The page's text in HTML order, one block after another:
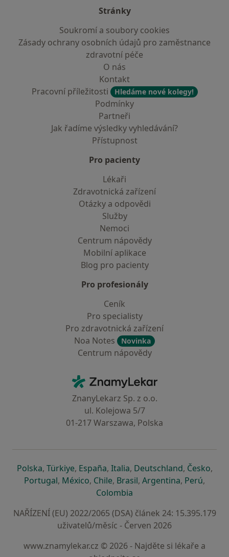
Stránky
Soukromí a soubory cookies
Zásady ochrany osobních údajů pro zaměstnance
zdravotní péče
O nás
Kontakt
Pracovní příležitosti
Hledáme nové kolegy!
Podmínky
Partneři
Jak řadíme výsledky vyhledávání?
Přístupnost
Pro pacienty
Lékaři
Zdravotnická zařízení
Otázky a odpovědi
Služby
Nemoci
Centrum nápovědy
Mobilní aplikace
Blog pro pacienty
Pro profesionály
Ceník
Pro specialisty
Pro zdravotnická zařízení
Noa Notes
Novinka
Centrum nápovědy
ZnamyLekar - Hlavní stránka
ZnanyLekarz Sp. z o.o.
ul. Kolejowa 5/7
01-217 Warszawa, Polska
Polskase otevře v nové záložce
, Türkiyese otevře v nové záložce
, Españase otevře v nové záložce
, Italiase otevře v nové záložce
, Deutschlandse otevře v
, Českose
,
Portugalse otevře v nové záložce
, Méxicose otevře v nové záložce
, Chilese otevře v nové záložce
, Brasilse otevře v nové
, Argentinase otevře v
, Perúse
,
Colombia
NAŘÍZENÍ (EU) 2022/2065 (DSA) článek 24: 15.395.179
uživatelů/měsíc - Červen 2026
www.znamylekar.cz © 2026 - Najděte si lékaře a